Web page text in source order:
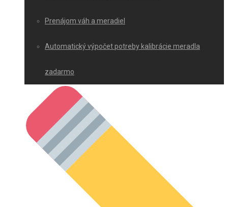
Prenájom váh a meradiel
Automatický výpočet potreby kalibrácie meradla
zadarmo